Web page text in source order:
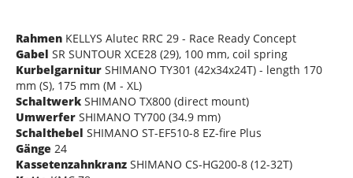
Rahmen KELLYS Alutec RRC 29 - Race Ready Concept
Gabel SR SUNTOUR XCE28 (29), 100 mm, coil spring
Kurbelgarnitur SHIMANO TY301 (42x34x24T) - length 170
mm (S), 175 mm (M - XL)
Schaltwerk SHIMANO TX800 (direct mount)
Umwerfer SHIMANO TY700 (34.9 mm)
Schalthebel SHIMANO ST-EF510-8 EZ-fire Plus
Gänge 24
Kassetenzahnkranz SHIMANO CS-HG200-8 (12-32T)